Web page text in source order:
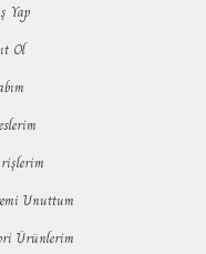
Yap
Ol
Unuttum
Ürünlerim